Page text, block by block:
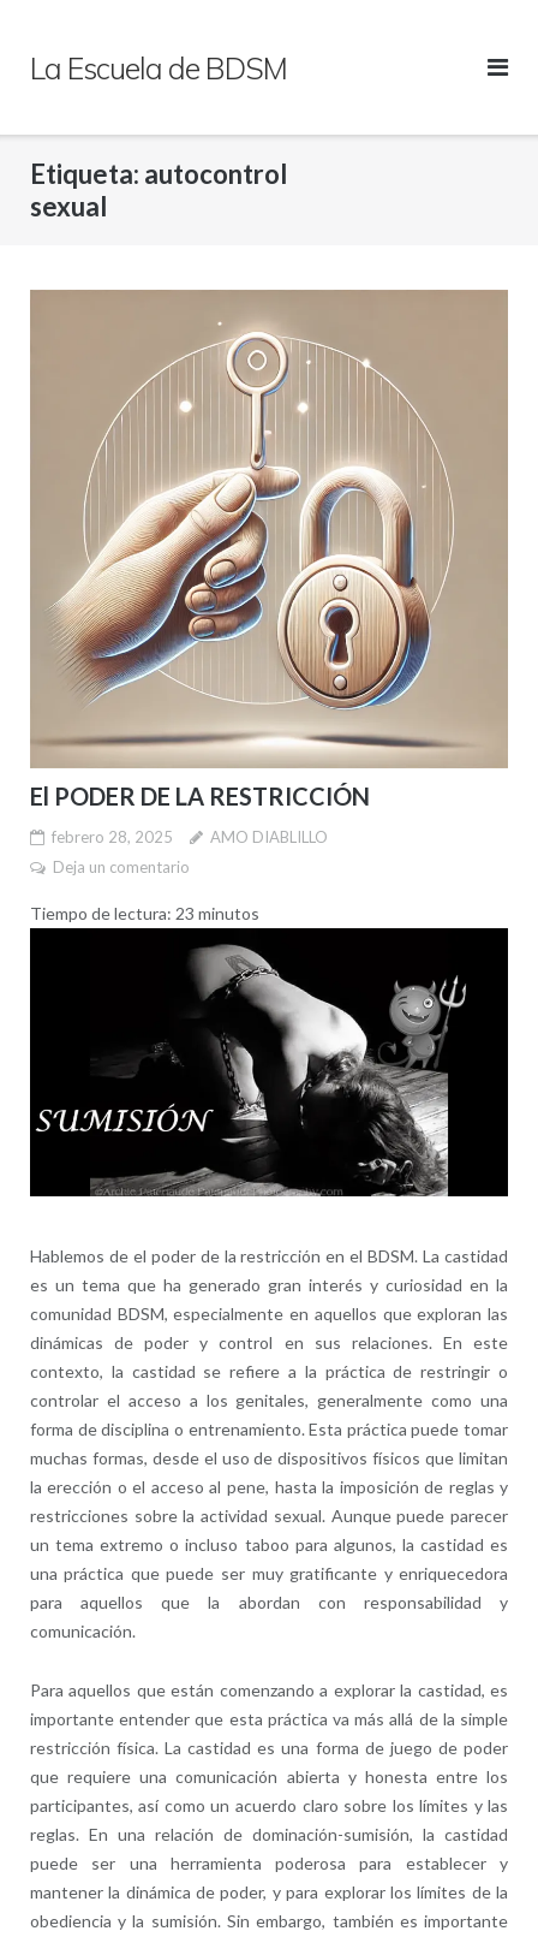
contenido
La Escuela de BDSM
Etiqueta: autocontrol
sexual
El PODER DE LA RESTRICCIÓN
febrero 28, 2025
AMO DIABLILLO
Deja un comentario
Tiempo de lectura: 23 minutos
Hablemos de el poder de la restricción en el BDSM. La castidad
es un tema que ha generado gran interés y curiosidad en la
comunidad BDSM, especialmente en aquellos que exploran las
dinámicas de poder y control en sus relaciones. En este
contexto, la castidad se refiere a la práctica de restringir o
controlar el acceso a los genitales, generalmente como una
forma de disciplina o entrenamiento. Esta práctica puede tomar
muchas formas, desde el uso de dispositivos físicos que limitan
la erección o el acceso al pene, hasta la imposición de reglas y
restricciones sobre la actividad sexual. Aunque puede parecer
un tema extremo o incluso taboo para algunos, la castidad es
una práctica que puede ser muy gratificante y enriquecedora
para aquellos que la abordan con responsabilidad y
comunicación.
Para aquellos que están comenzando a explorar la castidad, es
importante entender que esta práctica va más allá de la simple
restricción física. La castidad es una forma de juego de poder
que requiere una comunicación abierta y honesta entre los
participantes, así como un acuerdo claro sobre los límites y las
reglas. En una relación de dominación-sumisión, la castidad
puede ser una herramienta poderosa para establecer y
mantener la dinámica de poder, y para explorar los límites de la
obediencia y la sumisión. Sin embargo, también es importante